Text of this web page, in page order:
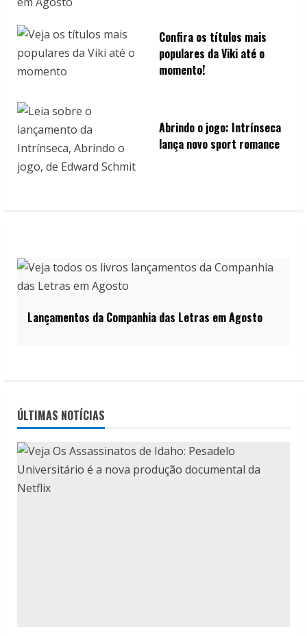
Confira os títulos mais
populares da Viki até o
momento!
Abrindo o jogo: Intrínseca
lança novo sport romance
Lançamentos da Companhia das Letras em Agosto
ÚLTIMAS NOTÍCIAS